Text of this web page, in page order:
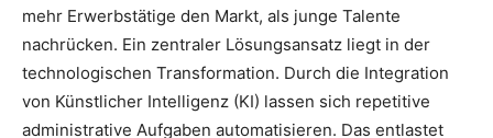
mehr Erwerbstätige den Markt, als junge Talente
nachrücken. Ein zentraler Lösungsansatz liegt in der
technologischen Transformation. Durch die Integration
von Künstlicher Intelligenz (KI) lassen sich repetitive
administrative Aufgaben automatisieren. Das entlastet